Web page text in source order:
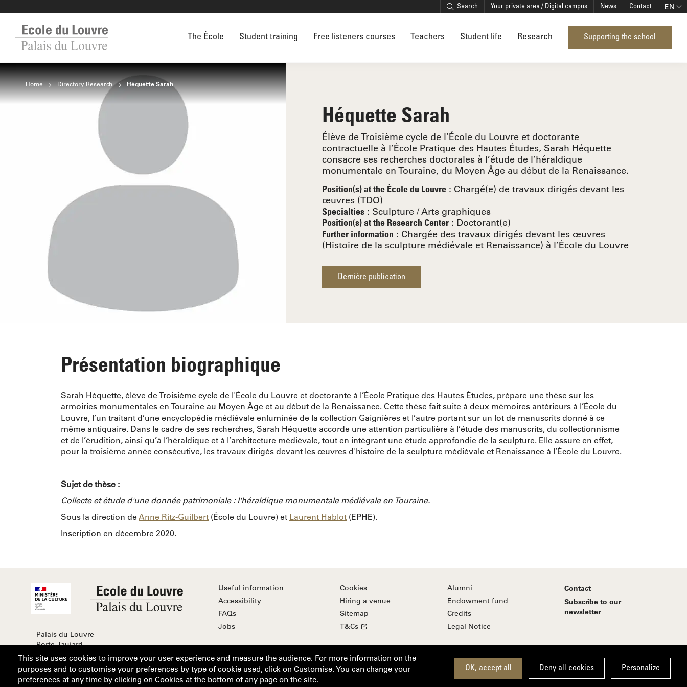
Search Your private area / Digital campus News Contact EN
The École Student training Free listeners courses Teachers Student life Research Supporting the school
Home Directory Research Héquette Sarah
Héquette Sarah
Élève de Troisième cycle de l’École du Louvre et doctorante
contractuelle à l’École Pratique des Hautes Études, Sarah Héquette
consacre ses recherches doctorales à l’étude de l’héraldique
monumentale en Touraine, du Moyen Âge au début de la Renaissance.
Position(s) at the École du Louvre : Chargé(e) de travaux dirigés devant les
œuvres (TDO)
Specialties : Sculpture Arts graphiques
Position(s) at the Research Center : Doctorant(e)
Further information : Chargée des travaux dirigés devant les œuvres
(Histoire de la sculpture médiévale et Renaissance) à l’École du Louvre
Dernière publication
Présentation biographique
Sarah Héquette, élève de Troisième cycle de l'École du Louvre et doctorante à l’École Pratique des Hautes Études, prépare une thèse sur les
armoiries monumentales en Touraine au Moyen Âge et au début de la Renaissance. Cette thèse fait suite à deux mémoires antérieurs à l’École du
Louvre, l’un traitant d’une encyclopédie médiévale enluminée de la collection Gaignières et l’autre portant sur un lot de manuscrits donné à ce
même antiquaire. Dans le cadre de ses recherches, Sarah Héquette accorde une attention particulière à l’étude des manuscrits, du collectionnisme
et de l’érudition, ainsi qu’à l’héraldique et à l’architecture médiévale, tout en intégrant une étude approfondie de la sculpture. Elle assure en effet,
pour la troisième année consécutive, les travaux dirigés devant les œuvres d'histoire de la sculpture médiévale et Renaissance à l’École du Louvre.
Sujet de thèse :
Collecte et étude d'une donnée patrimoniale : l'héraldique monumentale médiévale en Touraine.
Sous la direction deAnne Ritz-Guilbert (École du Louvre) et Laurent Hablot (EPHE).
Inscription en décembre 2020.
Palais du Louvre
Porte Jaujard
Place du Carrousel
75038 Paris Cedex 01
Useful information
Accessibility
FAQs
Jobs
Cookies
Hiring a venue
Sitemap
T&Cs
Alumni
Endowment fund
Credits
Legal Notice
Contact
Subscribe to our
newsletter
Suivez-nous sur Facebook
Suivez-nous sur Linkedin
Suivez-nous sur
Suivez-nous
This site uses cookies to improve your user experience and measure the audience. For more information on the
purposes and to customise your preferences by type of cookie used, click on Customise. You can change your
preferences at any time by clicking on Cookies at the bottom of any page on the site.
OK, accept all Deny all cookies Personalize